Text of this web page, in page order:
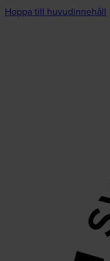
Hoppa till huvudinnehåll